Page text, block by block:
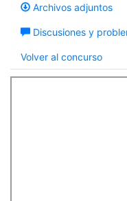
Archivos adjuntos
Discusiones y
Volver al concurso